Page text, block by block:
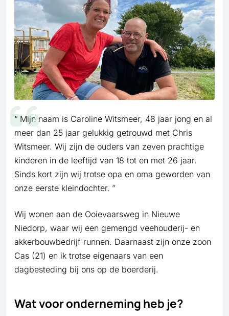
Mijn naam is Caroline Witsmeer, 48 jaar jong en al
meer dan 25 jaar gelukkig getrouwd met Chris
Witsmeer. Wij zijn de ouders van zeven prachtige
kinderen in de leeftijd van 18 tot en met 26 jaar.
Sinds kort zijn wij trotse opa en oma geworden van
onze eerste kleindochter.
Wij wonen aan de Ooievaarsweg in Nieuwe
Niedorp, waar wij een gemengd veehouderij- en
akkerbouwbedrijf runnen. Daarnaast zijn onze zoon
Cas (21) en ik trotse eigenaars van een
dagbesteding bij ons op de boerderij.
Wat voor onderneming heb je?